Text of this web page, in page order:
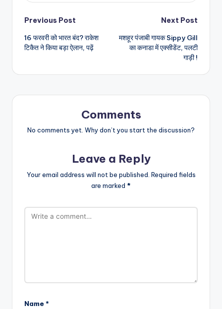
Post
navigation
Previous Post
16 फरवरी को भारत बंद? राकेश
टिकैत ने किया बड़ा ऐलान, पढ़ें
Next Post
मशहूर पंजाबी गायक Sippy Gill
का कनाडा में एक्सीडेंट, पलटी
गाड़ी !
Comments
No comments yet. Why don’t you start the discussion?
Leave a Reply
Your email address will not be published. Required fields
are marked *
Name *